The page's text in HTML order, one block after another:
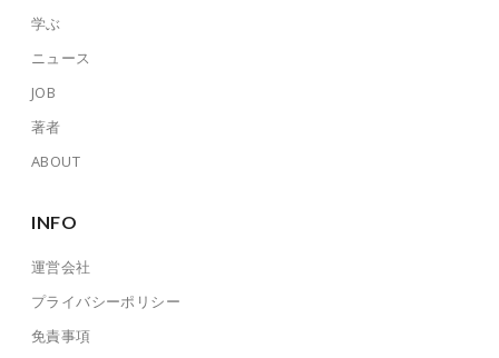
学ぶ
ニュース
JOB
著者
ABOUT
INFO
運営会社
プライバシーポリシー
免責事項